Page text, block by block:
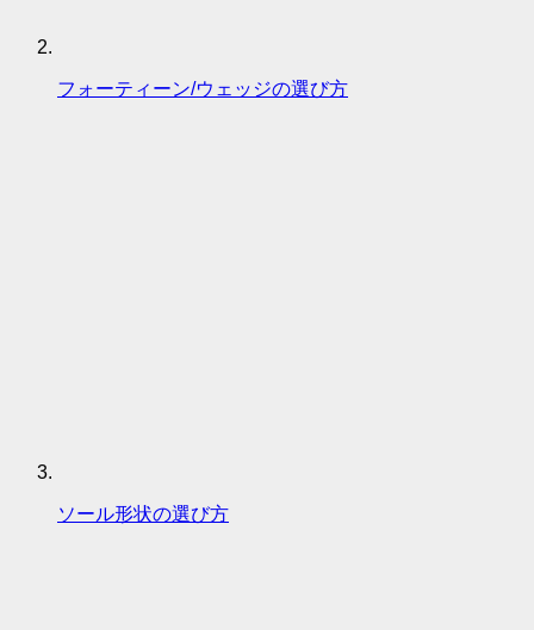
フォーティーン/ウェッジの選び方
ソール形状の選び方